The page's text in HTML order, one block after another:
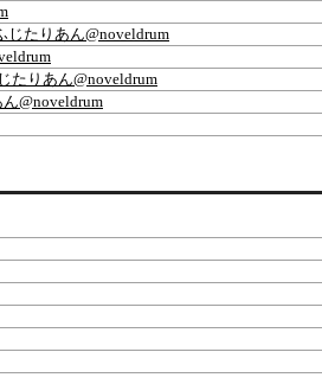
じたりあん@noveldrum
たりあん@noveldrum
@noveldrum